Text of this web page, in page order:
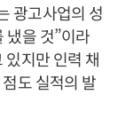
광고사업의 성
냈을 것”이라
있지만 인력 채
도 실적의 발